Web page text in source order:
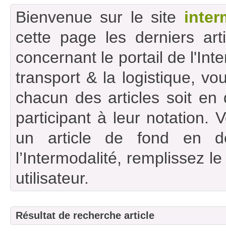
Bienvenue sur le site
cette page les derniers
concernant le portail de
transport & la logistique,
chacun des articles soit en
participant à leur notation.
un article de fond en
l’Intermodalité, remplissez
utilisateur.
Résultat de recherche article